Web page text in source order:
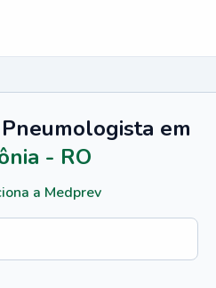
Pneumologista em
- RO
a Medprev
Menu lateral